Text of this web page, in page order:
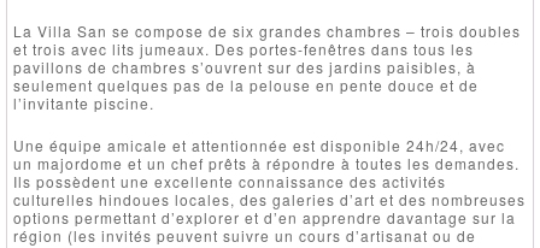
La Villa San se compose de six grandes chambres – trois doubles
et trois avec lits jumeaux. Des portes-fenêtres dans tous les
pavillons de chambres s’ouvrent sur des jardins paisibles, à
seulement quelques pas de la pelouse en pente douce et de
l’invitante piscine.
Une équipe amicale et attentionnée est disponible 24h/24, avec
un majordome et un chef prêts à répondre à toutes les demandes.
Ils possèdent une excellente connaissance des activités
culturelles hindoues locales, des galeries d’art et des nombreuses
options permettant d’explorer et d’en apprendre davantage sur la
région (les invités peuvent suivre un cours d’artisanat ou de